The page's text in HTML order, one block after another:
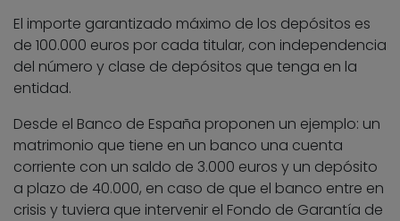
El importe garantizado máximo de los depósitos es
de 100.000 euros por cada titular, con independencia
del número y clase de depósitos que tenga en la
entidad.
Desde el Banco de España proponen un ejemplo: un
matrimonio que tiene en un banco una cuenta
corriente con un saldo de 3.000 euros y un depósito
a plazo de 40.000, en caso de que el banco entre en
crisis y tuviera que intervenir el Fondo de Garantía de